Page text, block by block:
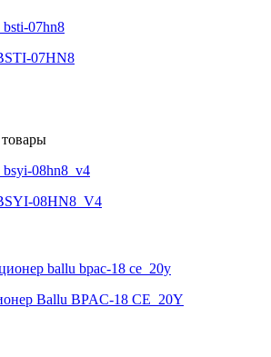
07HN8
08HN8_V4
Ballu BPAC-18 CE_20Y